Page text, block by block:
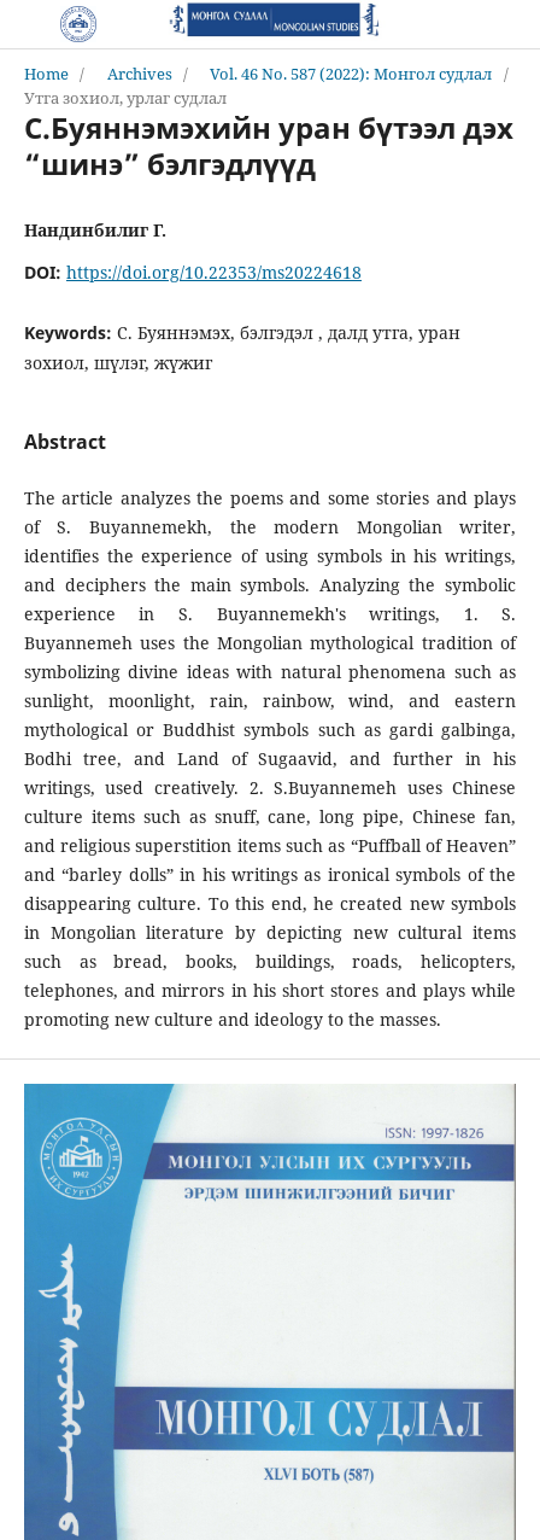
Home / Archives / Vol. 46 No. 587 (2022): Монгол судлал /
Утга зохиол, урлаг судлал
С.Буяннэмэхийн уран бүтээл дэх
“шинэ” бэлгэдлүүд
Нандинбилиг Г.
DOI: https://doi.org/10.22353/ms20224618
Keywords: С. Буяннэмэх, бэлгэдэл , далд утга, уран
зохиол, шүлэг, жүжиг
Abstract
The article analyzes the poems and some stories and plays
of S. Buyannemekh, the modern Mongolian writer,
identifies the experience of using symbols in his writings,
and deciphers the main symbols. Analyzing the symbolic
experience in S. Buyannemekh's writings, 1. S.
Buyannemeh uses the Mongolian mythological tradition of
symbolizing divine ideas with natural phenomena such as
sunlight, moonlight, rain, rainbow, wind, and eastern
mythological or Buddhist symbols such as gardi galbinga,
Bodhi tree, and Land of Sugaavid, and further in his
writings, used creatively. 2. S.Buyannemeh uses Chinese
culture items such as snuff, cane, long pipe, Chinese fan,
and religious superstition items such as “Puffball of Heaven”
and “barley dolls” in his writings as ironical symbols of the
disappearing culture. To this end, he created new symbols
in Mongolian literature by depicting new cultural items
such as bread, books, buildings, roads, helicopters,
telephones, and mirrors in his short stores and plays while
promoting new culture and ideology to the masses.